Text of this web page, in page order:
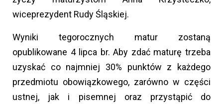
wiceprezydent Rudy Śląskiej.
Wyniki tegorocznych matur zostaną
opublikowane 4 lipca br. Aby zdać maturę trzeba
uzyskać co najmniej 30% punktów z każdego
przedmiotu obowiązkowego, zarówno w części
ustnej, jak i pisemnej oraz przystąpić do